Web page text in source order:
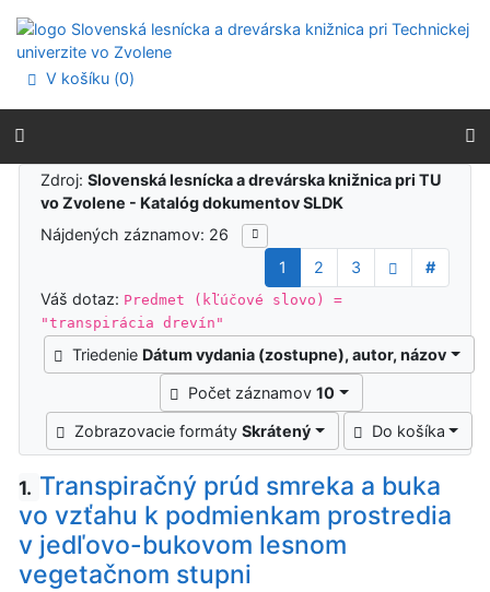
Prejsť na menu
Prehlásenie o webovej prístupnosti
V košíku (0)
Výsledky vyhľadávania
Zdroj:Slovenská lesnícka a drevárska knižnica pri TU
vo Zvolene - Katalóg dokumentov SLDK
Nájdených záznamov: 26
1
2 3
#
Váš dotaz: Predmet (kľúčové slovo) =
"transpirácia drevín"
Triedenie Dátum vydania (zostupne), autor, názov
Počet záznamov10
Zobrazovacie formátySkrátený Do košíka
1. Transpiračný prúd smreka a buka
vo vzťahu k podmienkam prostredia
v jedľovo-bukovom lesnom
vegetačnom stupni